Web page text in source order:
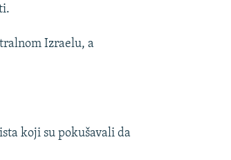
Izraelu, a
koji su pokušavali da